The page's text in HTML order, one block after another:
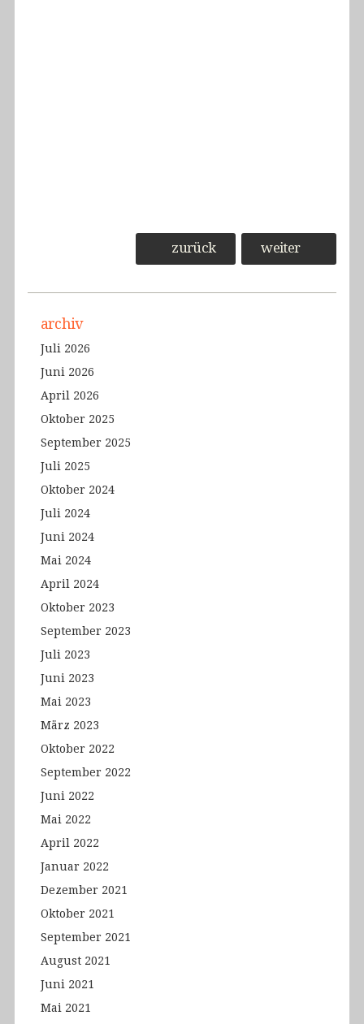
weiter
zurück
archiv
Juli 2026
Juni 2026
April 2026
Oktober 2025
September 2025
Juli 2025
Oktober 2024
Juli 2024
Juni 2024
Mai 2024
April 2024
Oktober 2023
September 2023
Juli 2023
Juni 2023
Mai 2023
März 2023
Oktober 2022
September 2022
Juni 2022
Mai 2022
April 2022
Januar 2022
Dezember 2021
Oktober 2021
September 2021
August 2021
Juni 2021
Mai 2021